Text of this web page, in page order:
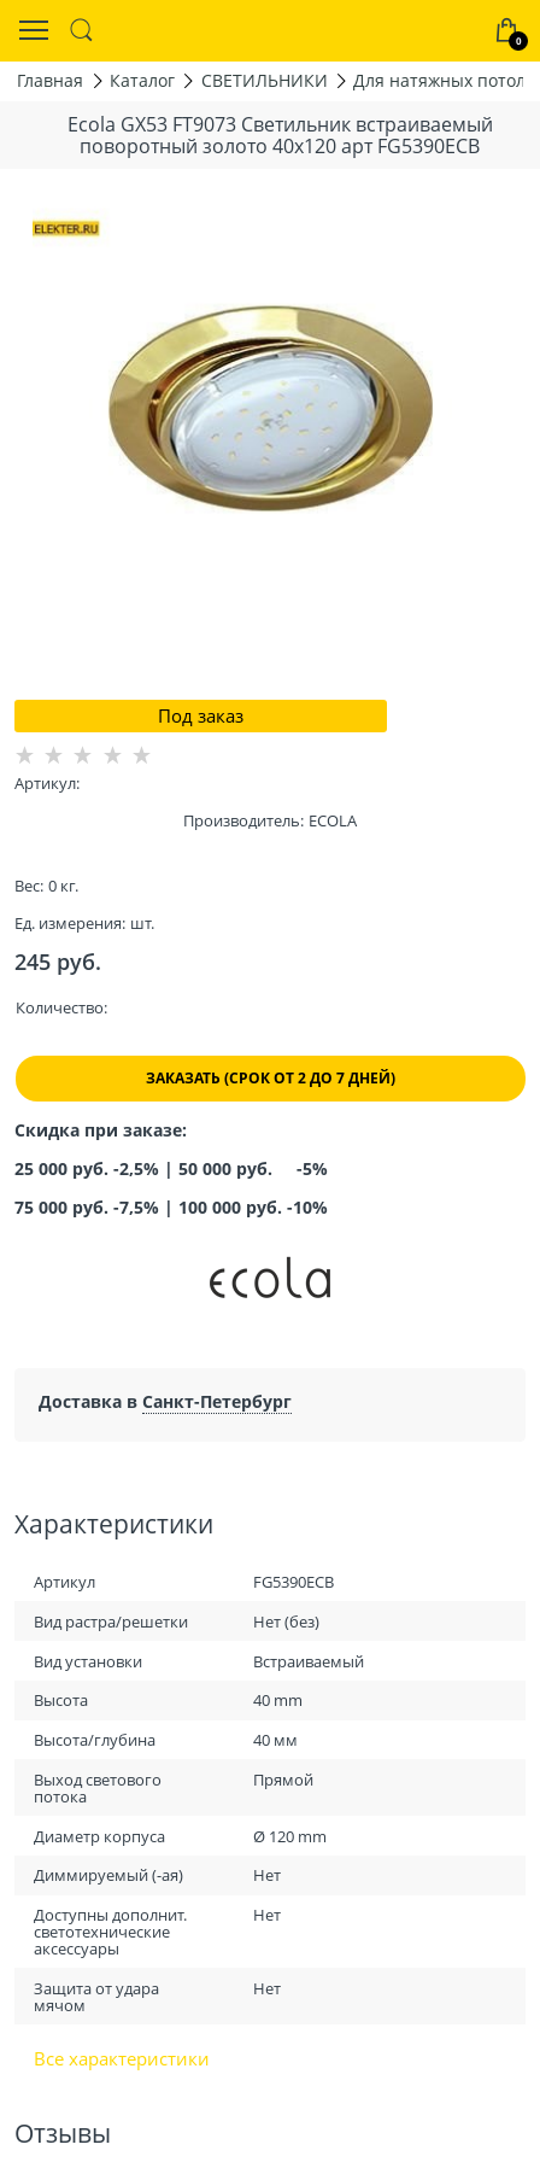
0
Главная Каталог СВЕТИЛЬНИКИ Для натяжных
Ecola GX53 FT9073 Светильник встраиваемый
поворотный золото 40x120 арт FG5390ECB
Под заказ
Артикул:
Производитель: ECOLA
Вес: 0 кг.
Ед. измерения: шт.
245 руб.
Количество:
ЗАКАЗАТЬ (СРОК ОТ 2 ДО 7 ДНЕЙ)
Скидка при заказе:
25 000 руб. -2,5% | 50 000 руб. -5%
75 000 руб. -7,5% | 100 000 руб. -10%
Доставка в Санкт-Петербург
Характеристики
Артикул
FG5390ECB
Вид растра/решетки
Нет (без)
Вид установки
Встраиваемый
Высота
40 mm
Высота/глубина
40 мм
Выход светового
потока
Прямой
Диаметр корпуса
Ø 120 mm
Диммируемый (-ая)
Нет
Доступны дополнит.
светотехнические
аксессуары
Нет
Защита от удара
мячом
Нет
Все характеристики
Отзывы